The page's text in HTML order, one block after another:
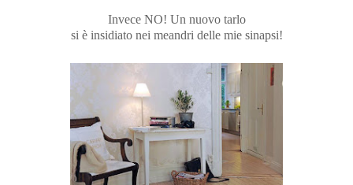
Invece NO! Un nuovo tarlo
si è insidiato nei meandri delle mie sinapsi!